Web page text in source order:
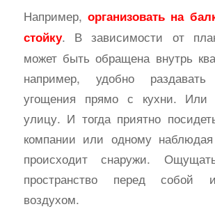
Например,организовать на
стойку. В зависимости от
может быть обращена внутрь
например, удобно
угощения прямо с кухни.
улицу. И тогда приятно
компании или одному
происходит снаружи.
пространство перед собой
воздухом.